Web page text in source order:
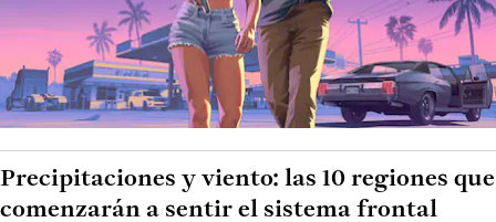
Precipitaciones y viento: las 10 regiones que
comenzarán a sentir el sistema frontal